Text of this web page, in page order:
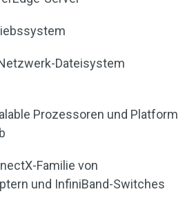
Dateisystem
Prozessoren und Platform
Familie von
und InfiniBand-Switches